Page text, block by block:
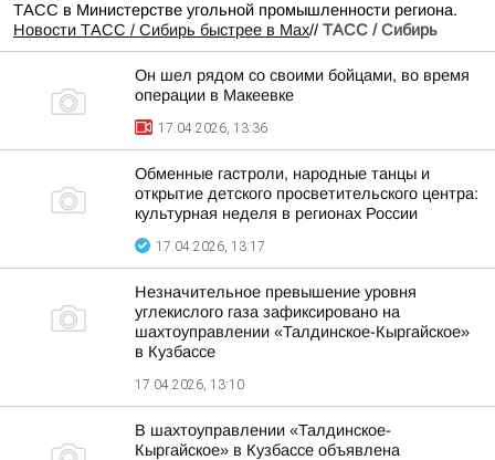
ТАСС в Министерстве угольной промышленности региона.
Новости ТАСС / Сибирь быстрее в Mах// ТАСС / Сибирь
Он шел рядом со своими бойцами, во время
операции в Макеевке
17.04.2026, 13:36
Обменные гастроли, народные танцы и
открытие детского просветительского центра:
культурная неделя в регионах России
17.04.2026, 13:17
Незначительное превышение уровня
углекислого газа зафиксировано на
шахтоуправлении «Талдинское-Кыргайское»
в Кузбассе
17.04.2026, 13:10
В шахтоуправлении «Талдинское-
Кыргайское» в Кузбассе объявлена